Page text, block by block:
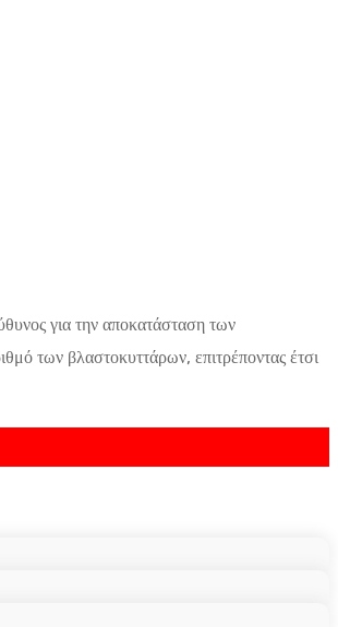
για την αποκατάσταση των
των βλαστοκυττάρων, επιτρέποντας έτσι